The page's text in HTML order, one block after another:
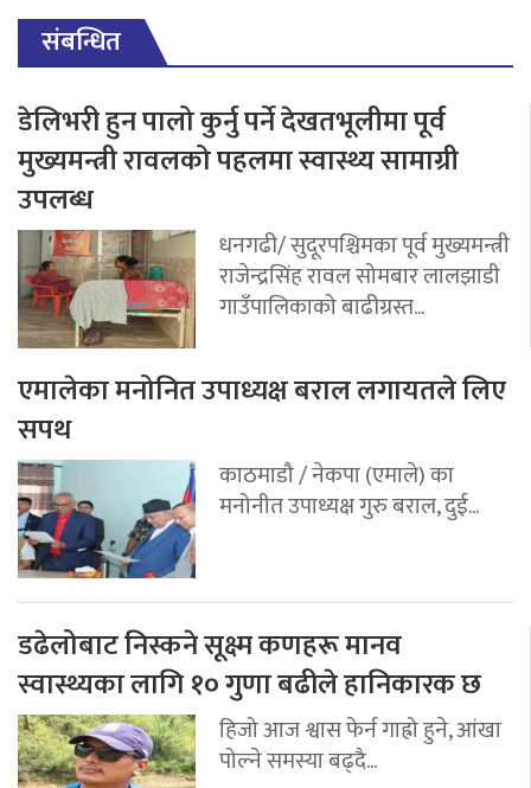
संबन्धित
डेलिभरी हुन पालो कुर्नु पर्ने देखतभूलीमा पूर्व
मुख्यमन्त्री रावलको पहलमा स्वास्थ्य सामाग्री
उपलब्ध
धनगढी/ सुदूरपश्चिमका पूर्व मुख्यमन्त्री
राजेन्द्रसिंह रावल सोमबार लालझाडी
गाउँपालिकाको बाढीग्रस्त...
एमालेका मनोनित उपाध्यक्ष बराल लगायतले लिए
सपथ
काठमाडौ / नेकपा (एमाले) का
मनोनीत उपाध्यक्ष गुरु बराल, दुई...
डढेलोबाट निस्कने सूक्ष्म कणहरू मानव
स्वास्थ्यका लागि १० गुणा बढीले हानिकारक छ
हिजो आज श्वास फेर्न गाह्रो हुने, आंखा
पोल्ने समस्या बढ्दै...